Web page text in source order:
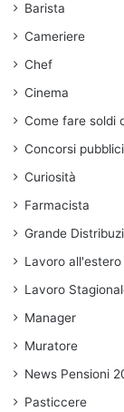
Barista
Cameriere
Chef
Cinema
Come fare soldi
Concorsi
Curiosità
Farmacista
Grande
Lavoro all'estero
Lavoro
Manager
Muratore
News Pensioni
Pasticcere